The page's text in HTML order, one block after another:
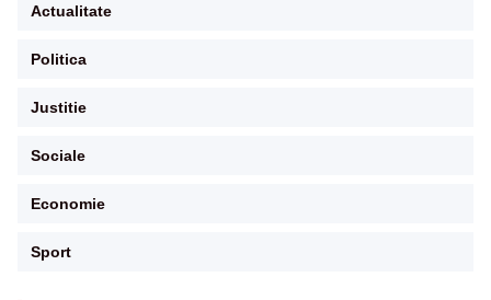
Actualitate
Politica
Justitie
Sociale
Economie
Sport